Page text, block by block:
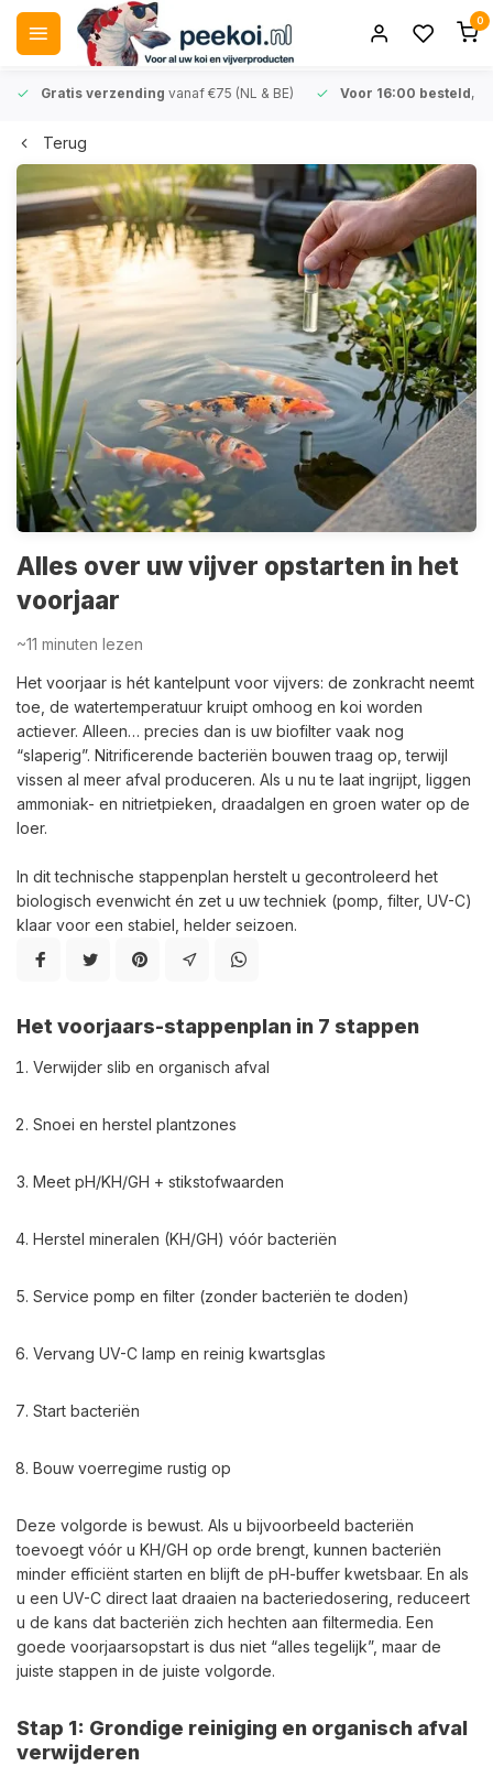
0
Gratis verzending vanaf €75 (NL & BE) Voor 16:00 besteld,
Terug
Alles over uw vijver opstarten in het
voorjaar
~11 minuten lezen
Het voorjaar is hét kantelpunt voor vijvers: de zonkracht neemt
toe, de watertemperatuur kruipt omhoog en koi worden
actiever. Alleen… precies dan is uw biofilter vaak nog
“slaperig”. Nitrificerende bacteriën bouwen traag op, terwijl
vissen al meer afval produceren. Als u nu te laat ingrijpt, liggen
ammoniak- en nitrietpieken, draadalgen en groen water op de
loer.
In dit technische stappenplan herstelt u gecontroleerd het
biologisch evenwicht én zet u uw techniek (pomp, filter, UV-C)
klaar voor een stabiel, helder seizoen.
Het voorjaars-stappenplan in 7 stappen
Verwijder slib en organisch afval
Snoei en herstel plantzones
Meet pH/KH/GH + stikstofwaarden
Herstel mineralen (KH/GH) vóór bacteriën
Service pomp en filter (zonder bacteriën te doden)
Vervang UV-C lamp en reinig kwartsglas
Start bacteriën
Bouw voerregime rustig op
Deze volgorde is bewust. Als u bijvoorbeeld bacteriën
toevoegt vóór u KH/GH op orde brengt, kunnen bacteriën
minder efficiënt starten en blijft de pH-buffer kwetsbaar. En als
u een UV-C direct laat draaien na bacteriedosering, reduceert
u de kans dat bacteriën zich hechten aan filtermedia. Een
goede voorjaarsopstart is dus niet “alles tegelijk”, maar de
juiste stappen in de juiste volgorde.
Stap 1: Grondige reiniging en organisch afval
verwijderen